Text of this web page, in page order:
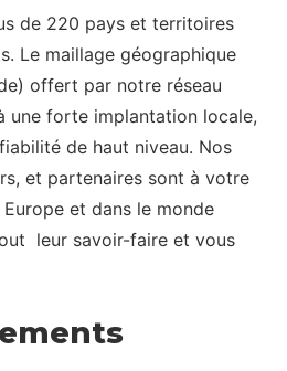
de 220 pays et territoires
Le maillage géographique
offert par notre réseau
une forte implantation locale,
de haut niveau. Nos
et partenaires sont à votre
et dans le monde
leur savoir-faire et vous